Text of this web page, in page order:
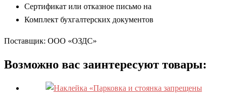
Сертификат или отказное письмо на
Комплект бухгалтерских документов
Поставщик: ООО «ОЗДС»
Возможно вас заинтересуют товары: